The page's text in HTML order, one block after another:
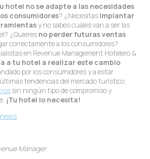
hotel no se adapte a las necesidades
consumidores? ¿Necesitas implantar
y no sabes cuáles van a ser las
¿Quieres no perder futuras ventas
correctamente a los consumidores?
en Revenue Management Hotelero &
a tu hotel a realizar este cambio
por los consumidores y a estar
tendencias del mercado turístico.
sin ningún tipo de compromiso y
¡Tu hotel lo necesita!
Manager